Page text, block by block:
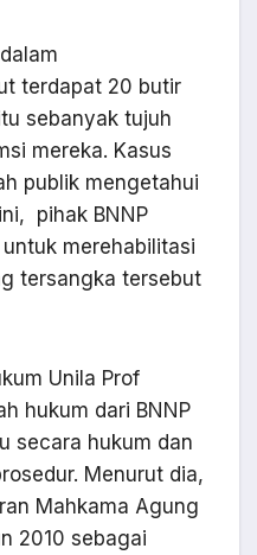
terdapat 20 butir
sebanyak tujuh
mereka. Kasus
publik mengetahui
pihak BNNP
merehabilitasi
tersangka tersebut
Unila Prof
hukum dari BNNP
secara hukum dan
Menurut dia,
Mahkama Agung
2010 sebagai